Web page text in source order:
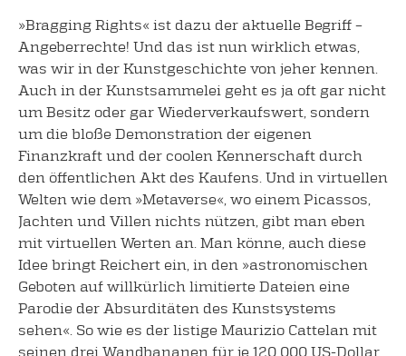
»Bragging Rights« ist dazu der aktuelle Begriff –
Angeberrechte! Und das ist nun wirklich etwas,
was wir in der Kunstgeschichte von jeher kennen.
Auch in der Kunstsammelei geht es ja oft gar nicht
um Besitz oder gar Wiederverkaufswert, sondern
um die bloße Demonstration der eigenen
Finanzkraft und der coolen Kennerschaft durch
den öffentlichen Akt des Kaufens. Und in virtuellen
Welten wie dem »Metaverse«, wo einem Picassos,
Jachten und Villen nichts nützen, gibt man eben
mit virtuellen Werten an. Man könne, auch diese
Idee bringt Reichert ein, in den »astronomischen
Geboten auf willkürlich limitierte Dateien eine
Parodie der Absurditäten des Kunstsystems
sehen«. So wie es der listige Maurizio Cattelan mit
seinen drei Wandbananen für je 120 000 US-Dollar